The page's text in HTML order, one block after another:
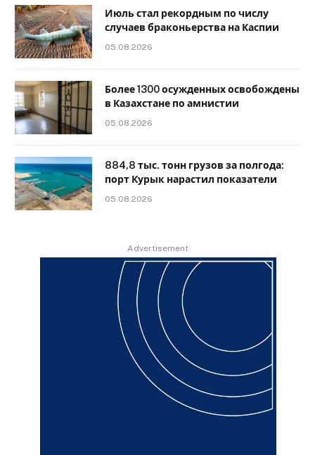
Июль стал рекордным по числу
случаев браконьерства на Каспии
05.08.2026
Более 1300 осужденных освобождены
в Казахстане по амнистии
05.08.2026
884,8 тыс. тонн грузов за полгода:
порт Курык нарастил показатели
05.08.2026
Advertisement